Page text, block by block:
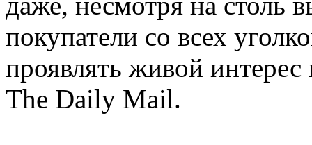
покупатели со всех
проявлять живой
The Daily Mail.